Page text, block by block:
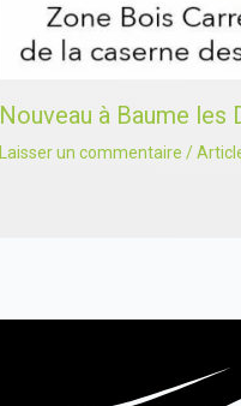
Nouveau à Baume les
Laisser un commentaire /